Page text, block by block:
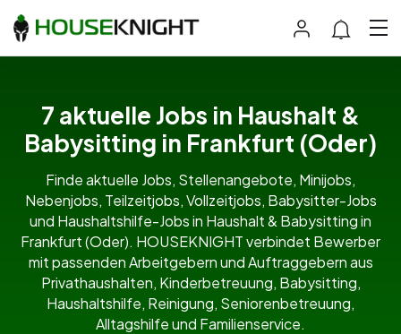
7 aktuelle Jobs in Haushalt &
Babysitting in Frankfurt (Oder)
Finde aktuelle Jobs, Stellenangebote, Minijobs,
Nebenjobs, Teilzeitjobs, Vollzeitjobs, Babysitter-Jobs
und Haushaltshilfe-Jobs in Haushalt & Babysitting in
Frankfurt (Oder). HOUSEKNIGHT verbindet Bewerber
mit passenden Arbeitgebern und Auftraggebern aus
Privathaushalten, Kinderbetreuung, Babysitting,
Haushaltshilfe, Reinigung, Seniorenbetreuung,
Alltagshilfe und Familienservice.